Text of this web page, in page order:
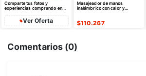
Comparte tus fotos y
experiencias comprando en
Ver Oferta
Masajeador de manos
inalámbrico con calor y
$110.267
Comentarios (0)